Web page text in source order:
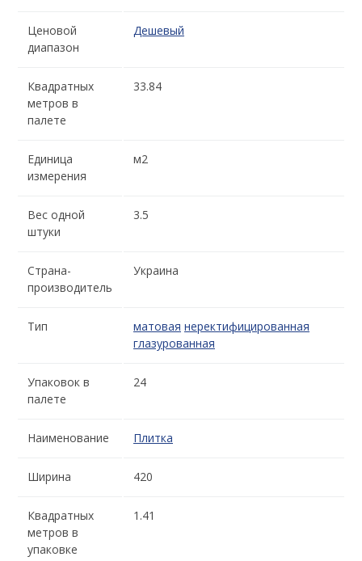
Ценовой
диапазон
Дешевый
Квадратных
метров в
палете
33.84
Единица
измерения
м2
Вес одной
штуки
3.5
Страна-
производитель
Украина
Тип матовая неректифицированная
глазурованная
Упаковок в
палете
24
Наименование Плитка
Ширина 420
Квадратных
метров в
упаковке
1.41